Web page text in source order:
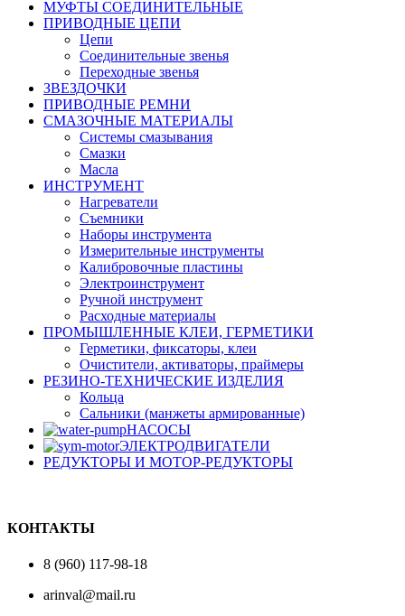
МУФТЫ СОЕДИНИТЕЛЬНЫЕ
ПРИВОДНЫЕ ЦЕПИ
Цепи
Соединительные звенья
Переходные звенья
ЗВЕЗДОЧКИ
ПРИВОДНЫЕ РЕМНИ
СМАЗОЧНЫЕ МАТЕРИАЛЫ
Системы смазывания
Смазки
Масла
ИНСТРУМЕНТ
Нагреватели
Съемники
Наборы инструмента
Измерительные инструменты
Калибровочные пластины
Электроинструмент
Ручной инструмент
Расходные материалы
ПРОМЫШЛЕННЫЕ КЛЕИ, ГЕРМЕТИКИ
Герметики, фиксаторы, клеи
Очистители, активаторы, праймеры
РЕЗИНО-ТЕХНИЧЕСКИЕ ИЗДЕЛИЯ
Кольца
Сальники (манжеты армированные)
НАСОСЫ
ЭЛЕКТРОДВИГАТЕЛИ
РЕДУКТОРЫ И МОТОР-РЕДУКТОРЫ
КОНТАКТЫ
8 (960) 117-98-18
arinval@mail.ru